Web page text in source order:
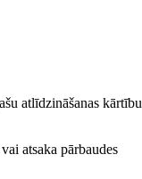
atlīdzināšanas kārtību
atsaka pārbaudes